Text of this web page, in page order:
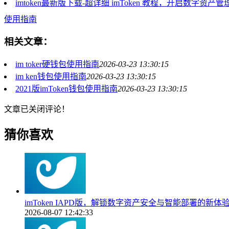
imtoken最新版下载-超详细 imToken 教程，开启数字资产管
使用指南
相关文章：
im toker硬钱包使用指南2026-03-23 13:30:15
im ken钱包使用指南2026-03-23 13:30:15
2021版imToken钱包使用指南2026-03-23 13:30:15
文章已关闭评论！
猜你喜欢
imToken IAPD版，解锁数字资产安全与智能部署的新体
2026-08-07 12:42:33